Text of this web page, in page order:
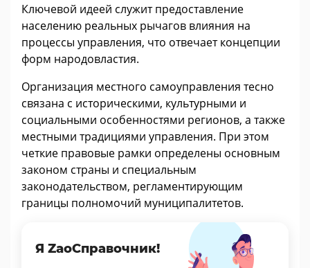
Ключевой идеей служит предоставление
населению реальных рычагов влияния на
процессы управления, что отвечает концепции
форм народовластия.
Организация местного самоуправления тесно
связана с историческими, культурными и
социальными особенностями регионов, а также
местными традициями управления. При этом
четкие правовые рамки определены основным
законом страны и специальным
законодательством, регламентирующим
границы полномочий муниципалитетов.
Я ZaoСправочник!